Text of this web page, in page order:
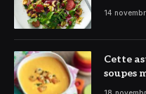
Citron à
14
Cette
soupes